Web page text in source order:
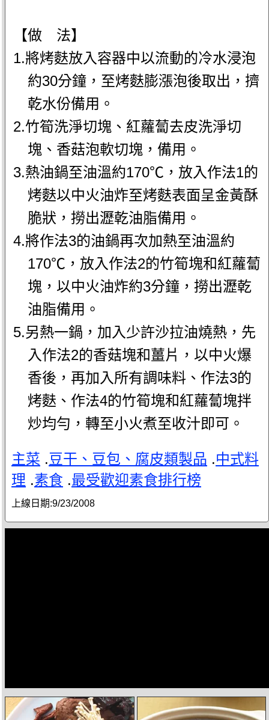
【做 法】
1.將烤麩放入容器中以流動的冷水浸泡
約30分鐘，至烤麩膨漲泡後取出，擠
乾水份備用。
2.竹筍洗淨切塊、紅蘿蔔去皮洗淨切
塊、香菇泡軟切塊，備用。
3.熱油鍋至油溫約170℃，放入作法1的
烤麩以中火油炸至烤麩表面呈金黃酥
脆狀，撈出瀝乾油脂備用。
4.將作法3的油鍋再次加熱至油溫約
170℃，放入作法2的竹筍塊和紅蘿蔔
塊，以中火油炸約3分鐘，撈出瀝乾
油脂備用。
5.另熱一鍋，加入少許沙拉油燒熱，先
入作法2的香菇塊和薑片，以中火爆
香後，再加入所有調味料、作法3的
烤麩、作法4的竹筍塊和紅蘿蔔塊拌
炒均勻，轉至小火煮至收汁即可。
主菜 .豆干、豆包、腐皮類製品 .中式料
理 .素食 .最受歡迎素食排行榜
上線日期:9/23/2008